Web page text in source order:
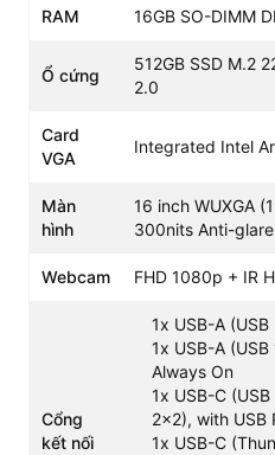
Tấm nền IPS cùng độ
thoải mái ngay cả trong môi
trở nên sống động hơn.
RAM 16GB SO-DIMM
Ổ cứng
512GB SSD M.2
2.0
Card
VGA
Integrated Intel
Màn
hình
16 inch WUXGA
300nits Anti-
Webcam FHD 1080p + IR
Cổng
kết nối
1x USB-A
1x USB-A
Always On
1x USB-C
2x2), with USB
1x USB-C